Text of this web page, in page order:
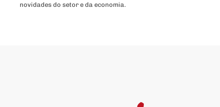
novidades do setor e da economia.